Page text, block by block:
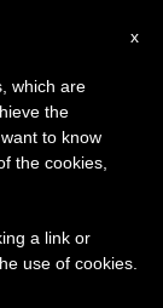
×
la pausa
de verano
el
x
which are
the
to know
the cookies,
a link or
use of cookies.